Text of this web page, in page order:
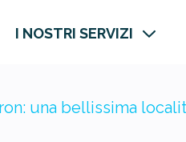
I NOSTRI SERVIZI
una bellissima